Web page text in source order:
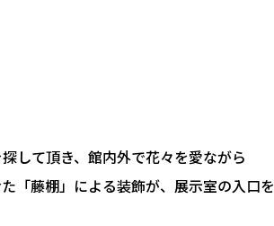
して頂き、館内外で花々を愛ながら
「藤棚」による装飾が、展示室の入口を